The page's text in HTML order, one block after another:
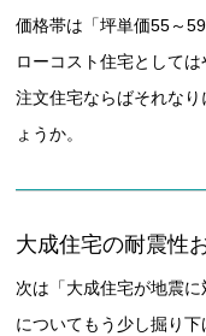
価格帯は「坪単価55～
ローコスト住宅として
注文住宅ならばそれな
ょうか。
大成住宅の耐震性
次は「大成住宅が地震
についてもう少し掘り下